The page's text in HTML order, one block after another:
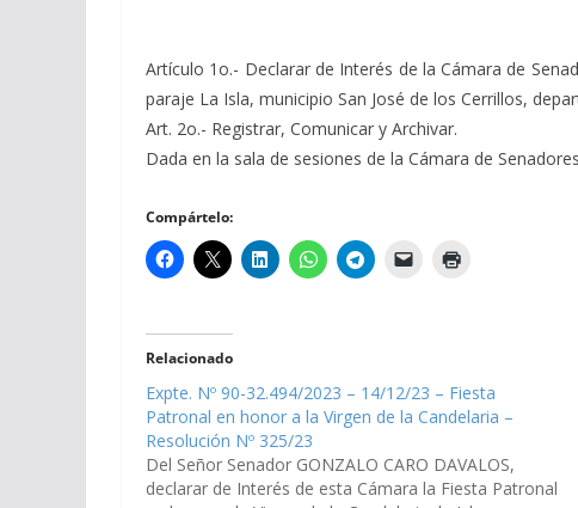
Artículo 1o.- Declarar de Interés de la Cámara de
paraje La Isla, municipio San José de los Cerrillos,
Art. 2o.- Registrar, Comunicar y Archivar.
Dada en la sala de sesiones de la Cámara de
Compártelo:
Relacionado
Expte. Nº 90-32.494/2023 – 14/12/23 – Fiesta
Patronal en honor a la Virgen de la Candelaria –
Resolución Nº 325/23
Del Señor Senador GONZALO CARO DAVALOS,
declarar de Interés de esta Cámara la Fiesta Patronal